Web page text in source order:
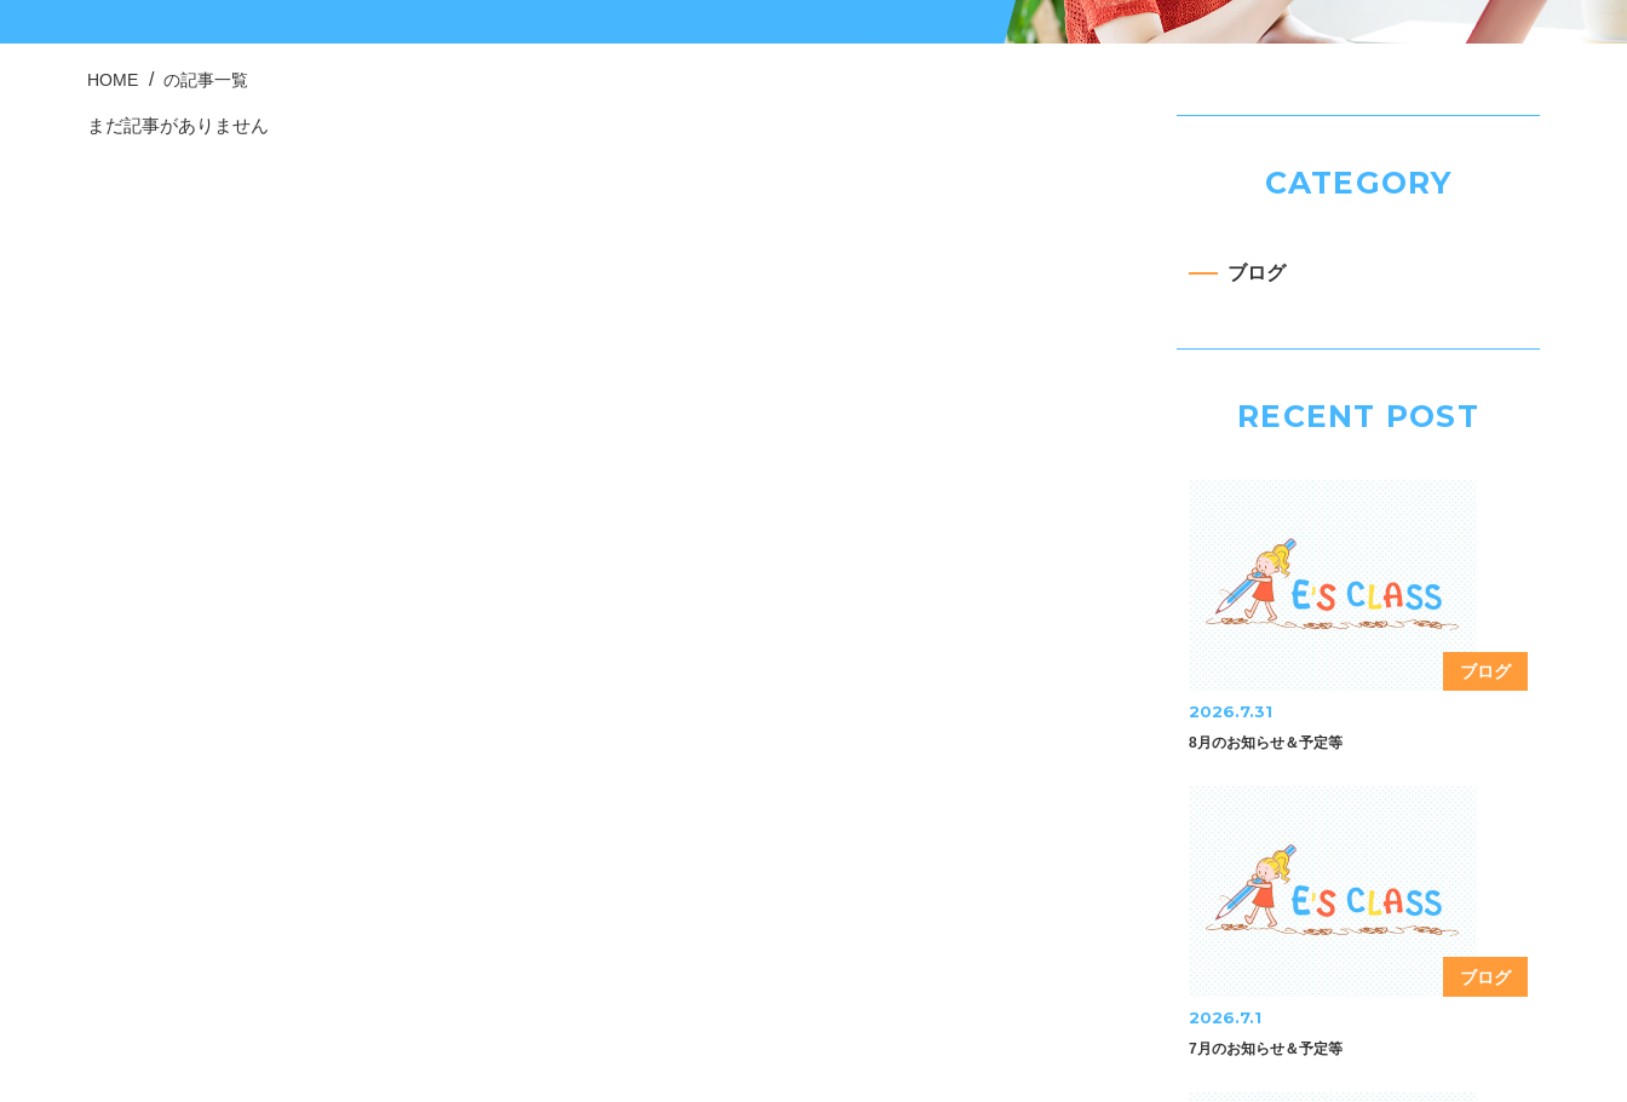
HOME の記事一覧
まだ記事がありません
CATEGORY
ブログ
RECENT POST
ブログ
2026.7.31
8月のお知らせ＆予定等
ブログ
2026.7.1
7月のお知らせ＆予定等